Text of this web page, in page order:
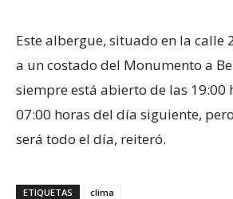
Este albergue, situado en la calle
a un costado del Monumento a
siempre está abierto de las 19:00
07:00 horas del día siguiente,
será todo el día, reiteró.
ETIQUETAS clima